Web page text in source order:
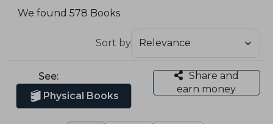
We found 578 Books
Sort by
See:
Physical Books
Share and
earn money